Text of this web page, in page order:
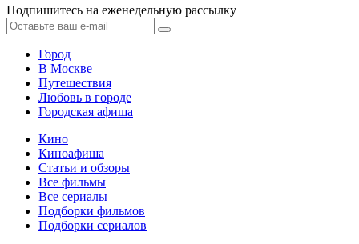
Подпишитесь на еженедельную рассылку
Город
В Москве
Путешествия
Любовь в городе
Городская афиша
Кино
Киноафиша
Статьи и обзоры
Все фильмы
Все сериалы
Подборки фильмов
Подборки сериалов